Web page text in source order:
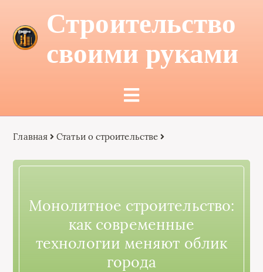
Строительство
своими руками
Главная Статьи о строительстве
Монолитное строительство:
как современные
технологии меняют облик
города